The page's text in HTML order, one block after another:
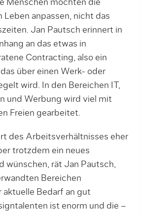
Menschen möchten die
anpassen, nicht das
Jan Pautsch erinnert in
an das etwas in
Contracting, also ein
über einen Werk- oder
wird. In den Bereichen IT,
und Werbung wird viel mit
Freien gearbeitet.
des Arbeitsverhältnisses eher
trotzdem ein neues
wünschen, rät Jan Pautsch,
Bereichen
aktuelle Bedarf an gut
ist enorm und die –